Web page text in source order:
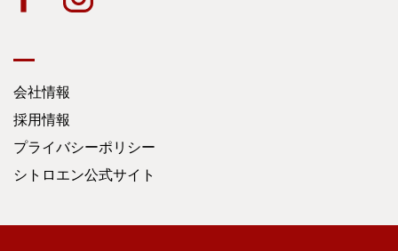
会社情報
採用情報
プライバシーポリシー
シトロエン公式サイト